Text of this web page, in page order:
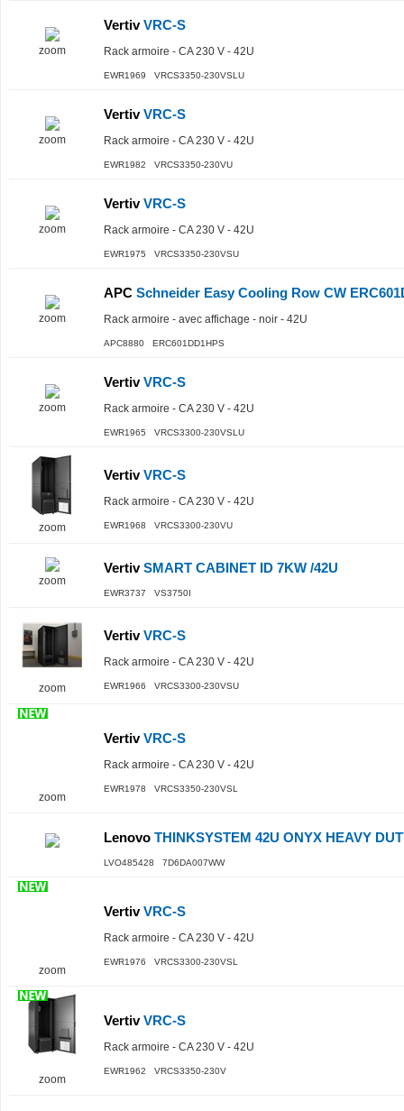
zoom
VertivVRC-S
Rack armoire - CA 230 V - 42U
EWR1969 VRCS3350-230VSLU
zoom
VertivVRC-S
Rack armoire - CA 230 V - 42U
EWR1982 VRCS3350-230VU
zoom
VertivVRC-S
Rack armoire - CA 230 V - 42U
EWR1975 VRCS3350-230VSU
zoom
APC Schneider Easy Cooling Row CW
Rack armoire - avec affichage - noir - 42U
APC8880 ERC601DD1HPS
zoom
VertivVRC-S
Rack armoire - CA 230 V - 42U
EWR1965 VRCS3300-230VSLU
zoom
VertivVRC-S
Rack armoire - CA 230 V - 42U
EWR1968 VRCS3300-230VU
zoom
VertivSMART CABINET ID 7KW /42U
EWR3737 VS3750I
zoom
VertivVRC-S
Rack armoire - CA 230 V - 42U
EWR1966 VRCS3300-230VSU
zoom
VertivVRC-S
Rack armoire - CA 230 V - 42U
EWR1978 VRCS3350-230VSL
Lenovo THINKSYSTEM 42U ONYX HEAVY
LVO485428 7D6DA007WW
zoom
VertivVRC-S
Rack armoire - CA 230 V - 42U
EWR1976 VRCS3300-230VSL
zoom
VertivVRC-S
Rack armoire - CA 230 V - 42U
EWR1962 VRCS3350-230V